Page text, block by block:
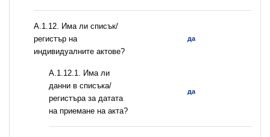
А.1.12. Има ли списък/
регистър на
индивидуалните актове?
да
A.1.12.1. Има ли
данни в списъка/
регистъра за датата
на приемане на акта?
да